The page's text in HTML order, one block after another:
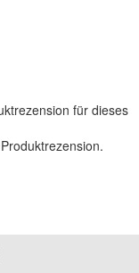
für dieses
.